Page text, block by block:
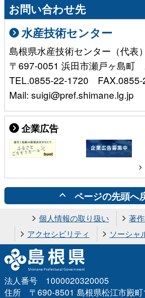
お問い合わせ先
水産技術センター
島根県水産技術センター（代表）
〒697-0051 浜田市瀬戸ヶ島町
TEL.0855-22-1720
Mail: suigi@pref.shimane.lg.jp
企業広告
ページの先頭へ
個人情報の取り扱い
著
アクセシビリティ
ソーシャ
法人番号 1000020320005
住所 〒690-8501 島根県松江市殿町